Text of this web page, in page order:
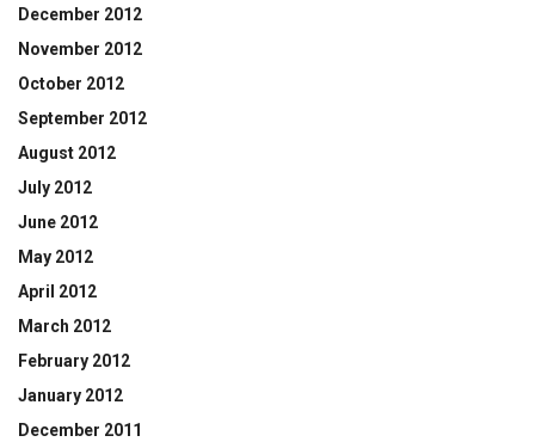
December 2012
November 2012
October 2012
September 2012
August 2012
July 2012
June 2012
May 2012
April 2012
March 2012
February 2012
January 2012
December 2011